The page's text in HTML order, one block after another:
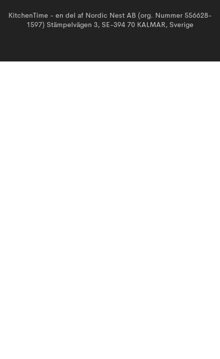
KitchenTime - en del af Nordic Nest AB (org. Nummer 556628-
1597) Stämpelvägen 3, SE-394 70 KALMAR, Sverige